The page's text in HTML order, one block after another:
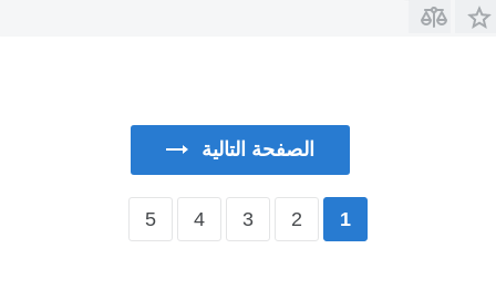
الصفحة التالية
1
2
3
4
5